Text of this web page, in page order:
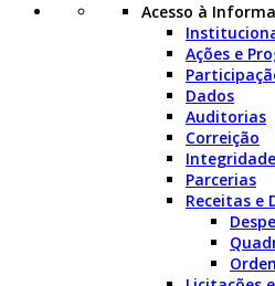
Acesso à
Ações e
Dados
Auditorias
Correição
Integridade
Parcerias
Receitas e